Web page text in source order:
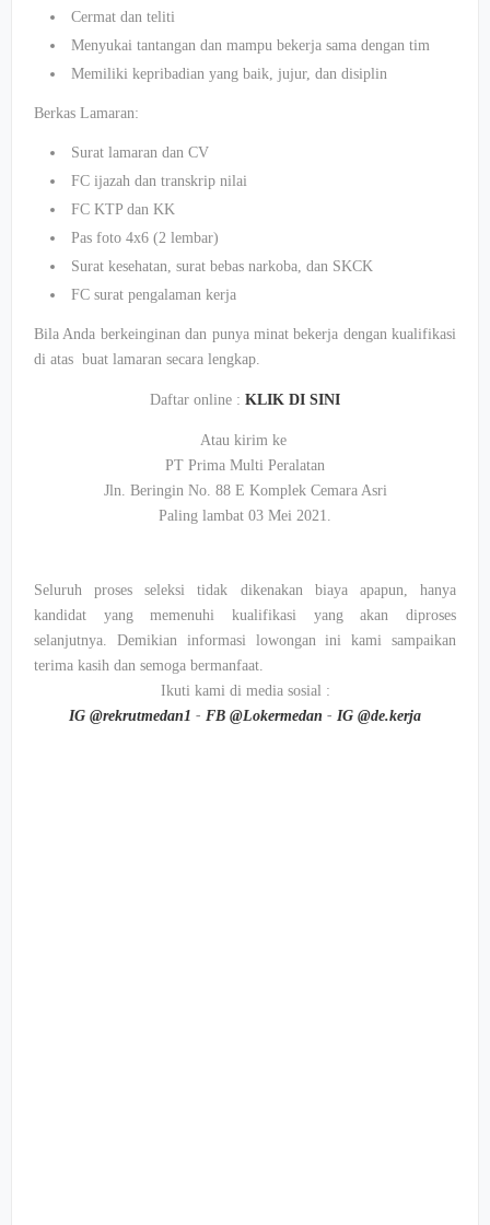
Cermat dan teliti
Menyukai tantangan dan mampu bekerja sama dengan tim
Memiliki kepribadian yang baik, jujur, dan disiplin
Berkas Lamaran:
Surat lamaran dan CV
FC ijazah dan transkrip nilai
FC KTP dan KK
Pas foto 4x6 (2 lembar)
Surat kesehatan, surat bebas narkoba, dan SKCK
FC surat pengalaman kerja
Bila Anda berkeinginan dan punya minat bekerja dengan kualifikasi
di atas buat lamaran secara lengkap.
Daftar online : KLIK DI SINI
Atau kirim ke
PT Prima Multi Peralatan
Jln. Beringin No. 88 E Komplek Cemara Asri
Paling lambat 03 Mei 2021.
Seluruh proses seleksi tidak dikenakan biaya apapun, hanya
kandidat yang memenuhi kualifikasi yang akan diproses
selanjutnya. Demikian informasi lowongan ini kami sampaikan
terima kasih dan semoga bermanfaat.
Ikuti kami di media sosial :
IG @rekrutmedan1 - FB @Lokermedan - IG @de.kerja